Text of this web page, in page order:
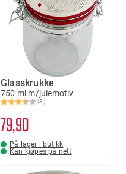
Glasskrukke
750 ml m/julemotiv
Karakter:
(3)
3.7 av 5 mulige
79 90
På lager i butikk
Kan kjøpes på nett